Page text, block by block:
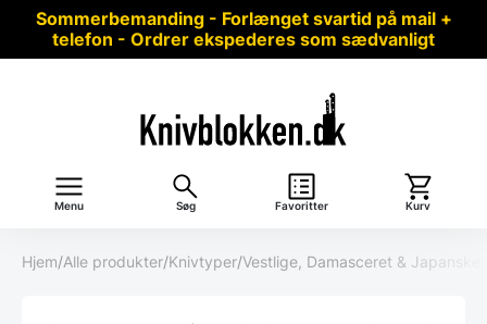
Sommerbemanding - Forlænget svartid på mail +
telefon - Ordrer ekspederes som sædvanligt
Menu Søg Favoritter Kurv
Hjem/Alle produkter/Knivtyper/Vestlige, Damasceret & Japanske